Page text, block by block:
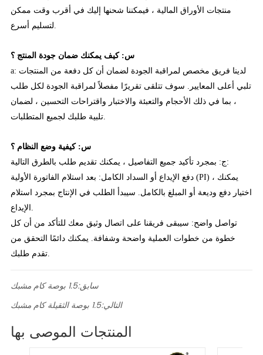
منتجات الأوراق المالية ، فيمكننا شحنها إليك في أقرب وقت ممكن
س: كيف يمكنك ضمان جودة المنتج ؟
a: لدينا فريق مخصص لمراقبة الجودة لضمان أن كل دفعة من المنتجات
تلبي أعلى المعايير. سوف تتلقى تقريرًا مفصلاً لمراقبة الجودة لكل طلب
، بما في ذلك الأحجام والتعبئة والاختبار واقتراحات التحسين ، لضمان
س: كيفية وضع النظام ؟
ج: بمجرد تأكيد جميع التفاصيل ، يمكنك تقديم طلب بالطرق التالية:
دفع الإيداع أو السداد الكامل: بعد استلام الفاتورة الأولية (PI) ، يمكنك
اختيار دفع وديعة أو المبلغ بالكامل. سيبدأ الطلب في الإنتاج بمجرد استلام
تواصل واضح: سيبقى فريقنا على اتصال وثيق معك للتأكد من أن كل
خطوة من خطوات العملية واضحة وشفافة. يمكنك دائمًا التحقق من
سابق:1.5 بوصة كام مشبك
التالي:1.5 بوصة الثقيلة كام مشبك
المنتجات الموصى بها